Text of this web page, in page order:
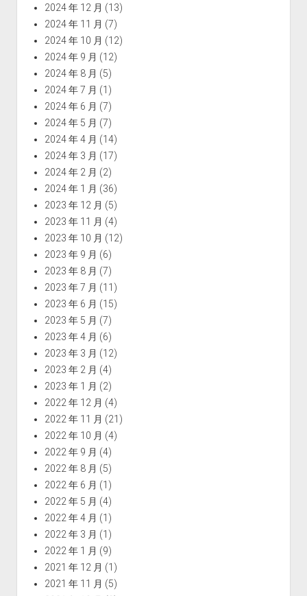
2024 年 12 月 (13)
2024 年 11 月 (7)
2024 年 10 月 (12)
2024 年 9 月 (12)
2024 年 8 月 (5)
2024 年 7 月 (1)
2024 年 6 月 (7)
2024 年 5 月 (7)
2024 年 4 月 (14)
2024 年 3 月 (17)
2024 年 2 月 (2)
2024 年 1 月 (36)
2023 年 12 月 (5)
2023 年 11 月 (4)
2023 年 10 月 (12)
2023 年 9 月 (6)
2023 年 8 月 (7)
2023 年 7 月 (11)
2023 年 6 月 (15)
2023 年 5 月 (7)
2023 年 4 月 (6)
2023 年 3 月 (12)
2023 年 2 月 (4)
2023 年 1 月 (2)
2022 年 12 月 (4)
2022 年 11 月 (21)
2022 年 10 月 (4)
2022 年 9 月 (4)
2022 年 8 月 (5)
2022 年 6 月 (1)
2022 年 5 月 (4)
2022 年 4 月 (1)
2022 年 3 月 (1)
2022 年 1 月 (9)
2021 年 12 月 (1)
2021 年 11 月 (5)